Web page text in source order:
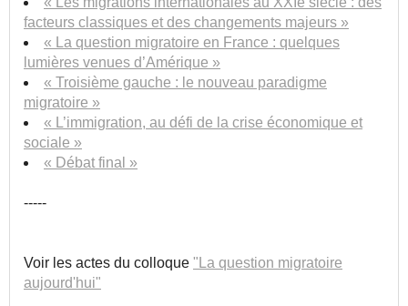
facteurs classiques et des changements majeurs »
« La question migratoire en France : quelques
lumières venues d’Amérique »
« Troisième gauche : le nouveau paradigme
migratoire »
« L’immigration, au défi de la crise économique et
sociale »
« Débat final »
-----
Voir les actes du colloque "La question migratoire
aujourd'hui"